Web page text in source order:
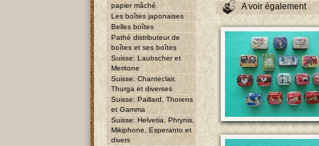
papier mâché
Les boîtes japonaises
Belles boîtes
Pathé distributeur de
boîtes et ses boîtes
Suisse: Laubscher et
Meritone
Suisse: Chanteclair,
Thurga et diverses
Suisse: Paillard, Thorens
et Gamma
Suisse: Helvetia, Phrynis,
Mikiphone, Esperanto et
divers
A voir également